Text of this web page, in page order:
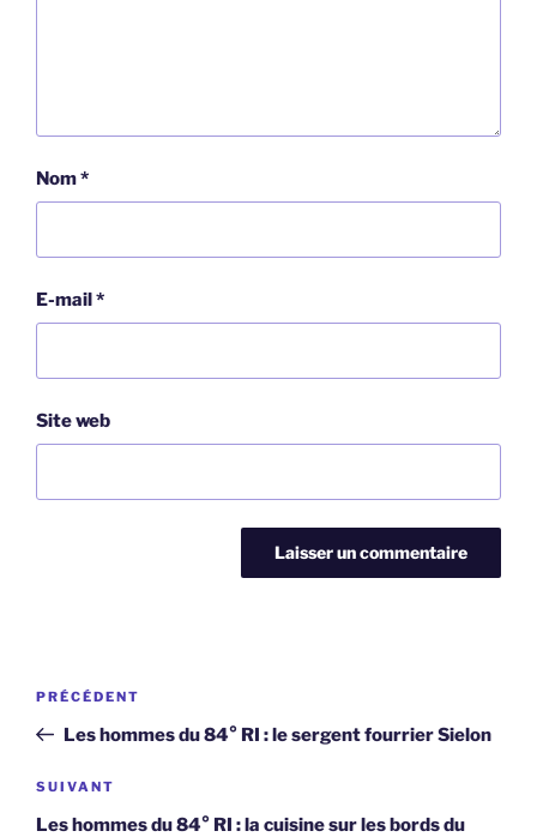
Nom*
E-mail*
Site web
Navigation
l’article
Article
précédent
PRÉCÉDENT
Les hommes du 84° RI : le sergent fourrier Sielon
Article
suivant
SUIVANT
Les hommes du 84° RI : la cuisine sur les bords du